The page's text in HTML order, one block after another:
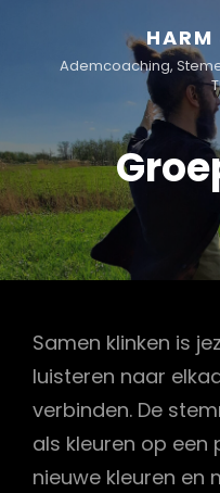
HARM
Ademcoaching,
Samen klinken is
luisteren naar
verbinden. De
als kleuren op
nieuwe kleuren en